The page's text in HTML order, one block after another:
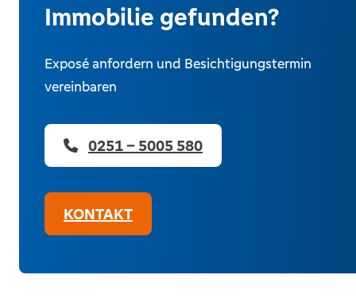
Immobilie gefunden?
Exposé anfordern und Besichtigungstermin
vereinbaren
0251 – 5005 580
KONTAKT